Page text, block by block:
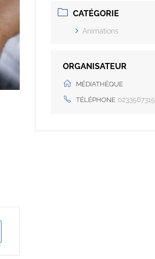
CATÉGORIE
Animations
ORGANISATEUR
MÉDIATHÈQUE
TÉLÉPHONE 0233567315